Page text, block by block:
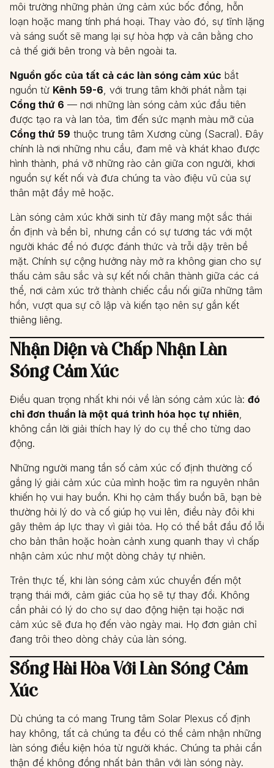
môi trường những phản ứng cảm xúc bốc đồng, hỗn
loạn hoặc mang tính phá hoại. Thay vào đó, sự tĩnh lặng
và sáng suốt sẽ mang lại sự hòa hợp và cân bằng cho
cả thế giới bên trong và bên ngoài ta.
Nguồn gốc của tất cả các làn sóng cảm xúc bắt
nguồn từ Kênh 59-6, với trung tâm khởi phát nằm tại
Cổng thứ 6 — nơi những làn sóng cảm xúc đầu tiên
được tạo ra và lan tỏa, tìm đến sức mạnh màu mỡ của
Cổng thứ 59 thuộc trung tâm Xương cùng (Sacral). Đây
chính là nơi những nhu cầu, đam mê và khát khao được
hình thành, phá vỡ những rào cản giữa con người, khơi
nguồn sự kết nối và đưa chúng ta vào điệu vũ của sự
thân mật đầy mê hoặc.
Làn sóng cảm xúc khởi sinh từ đây mang một sắc thái
ổn định và bền bỉ, nhưng cần có sự tương tác với một
người khác để nó được đánh thức và trỗi dậy trên bề
mặt. Chính sự cộng hưởng này mở ra không gian cho sự
thấu cảm sâu sắc và sự kết nối chân thành giữa các cá
thể, nơi cảm xúc trở thành chiếc cầu nối giữa những tâm
hồn, vượt qua sự cô lập và kiến tạo nên sự gắn kết
thiêng liêng.
Nhận Diện và Chấp Nhận Làn
Sóng Cảm Xúc
Điều quan trọng nhất khi nói về làn sóng cảm xúc là: đó
chỉ đơn thuần là một quá trình hóa học tự nhiên,
không cần lời giải thích hay lý do cụ thể cho từng dao
động.
Những người mang tần số cảm xúc cố định thường cố
gắng lý giải cảm xúc của mình hoặc tìm ra nguyên nhân
khiến họ vui hay buồn. Khi họ cảm thấy buồn bã, bạn bè
thường hỏi lý do và cố giúp họ vui lên, điều này đôi khi
gây thêm áp lực thay vì giải tỏa. Họ có thể bắt đầu đổ lỗi
cho bản thân hoặc hoàn cảnh xung quanh thay vì chấp
nhận cảm xúc như một dòng chảy tự nhiên.
Trên thực tế, khi làn sóng cảm xúc chuyển đến một
trạng thái mới, cảm giác của họ sẽ tự thay đổi. Không
cần phải có lý do cho sự dao động hiện tại hoặc nơi
cảm xúc sẽ đưa họ đến vào ngày mai. Họ đơn giản chỉ
đang trôi theo dòng chảy của làn sóng.
Sống Hài Hòa Với Làn Sóng Cảm
Xúc
Dù chúng ta có mang Trung tâm Solar Plexus cố định
hay không, tất cả chúng ta đều có thể cảm nhận những
làn sóng điều kiện hóa từ người khác. Chúng ta phải cẩn
thận để không đồng nhất bản thân với làn sóng này.